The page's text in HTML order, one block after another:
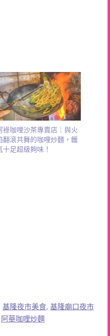
祿咖哩沙茶專賣店｜與火
翻滾共舞的咖哩炒麵，鑊
十足超級夠味！
基隆夜市美食, 基隆廟口夜市
阿華咖哩炒麵